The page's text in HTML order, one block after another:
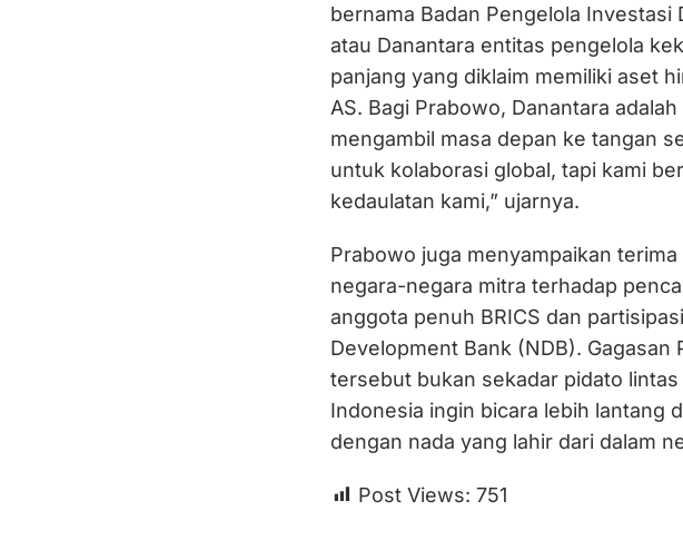
bernama Badan Pengelola Investasi
atau Danantara entitas pengelola
panjang yang diklaim memiliki aset
AS. Bagi Prabowo, Danantara
mengambil masa depan ke tangan
untuk kolaborasi global, tapi kami
kedaulatan kami,” ujarnya.
Prabowo juga menyampaikan
negara-negara mitra terhadap
anggota penuh BRICS dan
Development Bank (NDB). Gagasan
tersebut bukan sekadar pidato lintas
Indonesia ingin bicara lebih lantang
dengan nada yang lahir dari dalam
Post Views: 751